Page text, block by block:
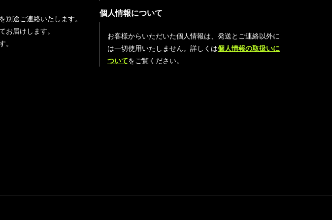
途ご連絡いたします。
届けします。
。
個人情報について
お客様からいただいた個人情報は、発送とご連絡以外に
は一切使用いたしません。詳しくは個人情報の取扱いに
ついてをご覧ください。